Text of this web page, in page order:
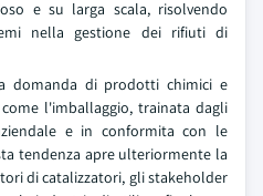
e su larga scala, risolvendo
nella gestione dei rifiuti di
domanda di prodotti chimici e
l'imballaggio, trainata dagli
e in conformita con le
tendenza apre ulteriormente la
di catalizzatori, gli stakeholder